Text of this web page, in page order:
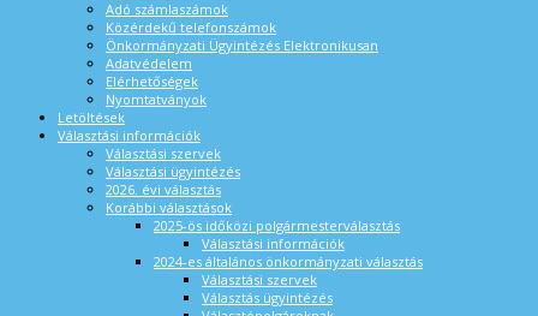
Adó számlaszámok
Közérdekű telefonszámok
Önkormányzati Ügyintézés Elektronikusan
Adatvédelem
Elérhetőségek
Nyomtatványok
Letöltések
Választási információk
Választási szervek
Választási ügyintézés
2026. évi választás
Korábbi választások
2025-ös időközi polgármesterválasztás
Választási információk
2024-es általános önkormányzati választás
Választási szervek
Választás ügyintézés